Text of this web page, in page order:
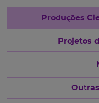
Produções
Projetos